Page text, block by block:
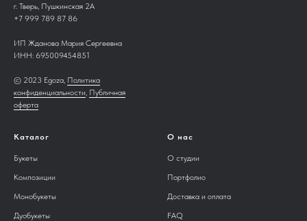
г. Тверь, Пушкинская 2А
+7 999 789 87 86
ИП Жданова Мария Сергеевна
ИНН: 695009454851
© 2023 Egoza, Политика
конфиденциальности, Публичная
оферта
Каталог
Букеты
Композиции
Монобукеты
Дуобукеты
О нас
О студии
Портфолио
Доставка и оплата
FAQ